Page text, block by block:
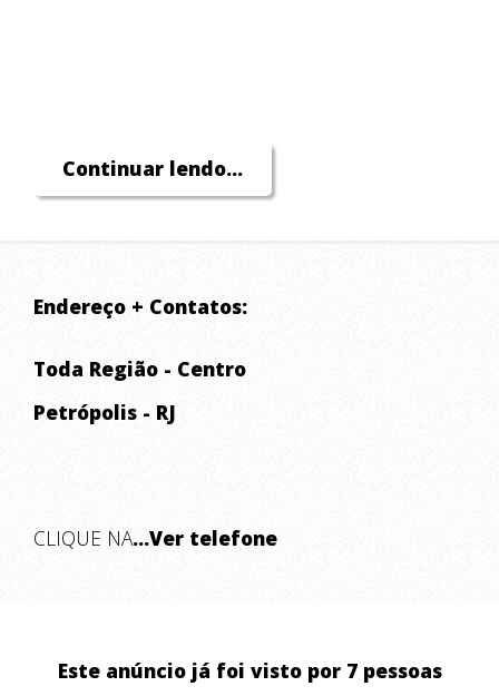
Continuar lendo...
Endereço + Contatos:
Toda Região - Centro
Petrópolis - RJ
CLIQUE NA...Ver telefone
Este anúncio já foi visto por 7 pessoas